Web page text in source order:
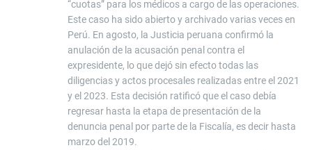
“cuotas” para los médicos a cargo de las operaciones.
Este caso ha sido abierto y archivado varias veces en
Perú. En agosto, la Justicia peruana confirmó la
anulación de la acusación penal contra el
expresidente, lo que dejó sin efecto todas las
diligencias y actos procesales realizadas entre el 2021
y el 2023. Esta decisión ratificó que el caso debía
regresar hasta la etapa de presentación de la
denuncia penal por parte de la Fiscalía, es decir hasta
marzo del 2019.